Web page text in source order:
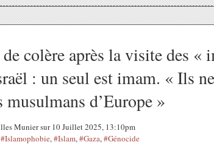
colère après la visite des «
: un seul est imam. « Ils
musulmans d’Europe »
Munier sur 10 Juillet 2025, 13:10pm
#Islamophobie,#Islam,#Gaza,#Génocide